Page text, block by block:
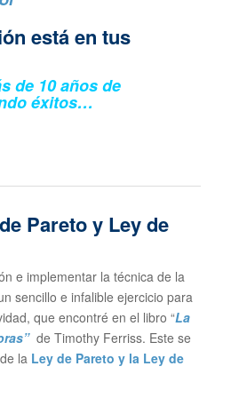
está en tus
de 10 años de
éxitos…
Pareto y Ley de
e implementar la técnica de la
sencillo e infalible ejercicio para
que encontré en el libro “La
de Timothy Ferriss. Este se
la Ley de Pareto y la Ley de